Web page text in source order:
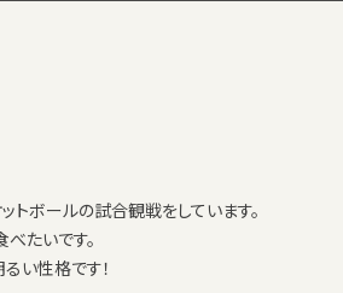
ボールの試合観戦をしています。
たいです。
い性格です！